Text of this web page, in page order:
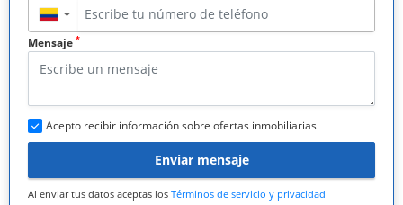
▼
Mensaje *
Acepto recibir información sobre ofertas inmobiliarias
Enviar mensaje
Al enviar tus datos aceptas los Términos de servicio y privacidad